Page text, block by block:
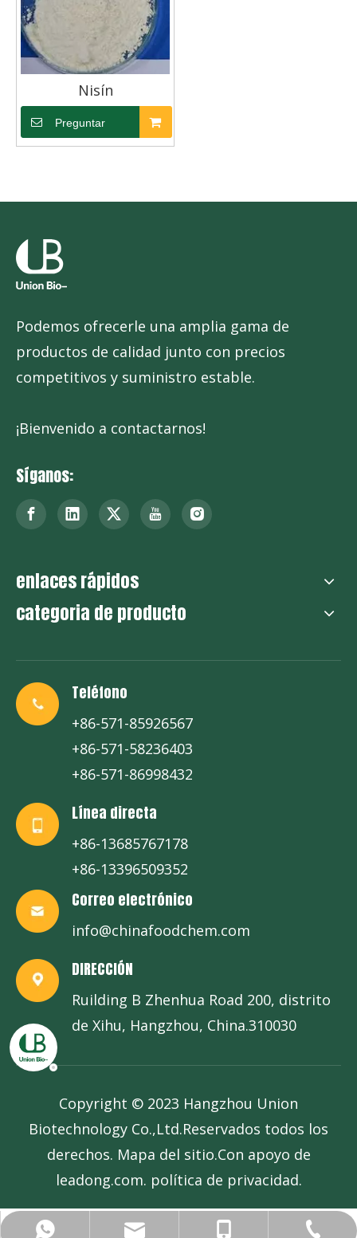
Nisín
Preguntar
Podemos ofrecerle una amplia gama de
productos de calidad junto con precios
competitivos y suministro estable.
¡Bienvenido a contactarnos!
Síganos:
enlaces rápidos
categoria de producto
+86-13685767178
info@chinafoodchem.com
+86-13685767178
+86-571-58236403
Teléfono
+86-571-85926567
+86-571-58236403
+86-571-86998432
Línea directa
+86-13685767178
+86-13396509352
Correo electrónico
info@chinafoodchem.com
DIRECCIÓN
Ruilding B Zhenhua Road 200, distrito
de Xihu, Hangzhou, China.310030
Copyright © 2023 Hangzhou Union
Biotechnology Co.,Ltd.Reservados todos los
derechos. Mapa del sitio.Con apoyo de
leadong.com. política de privacidad.